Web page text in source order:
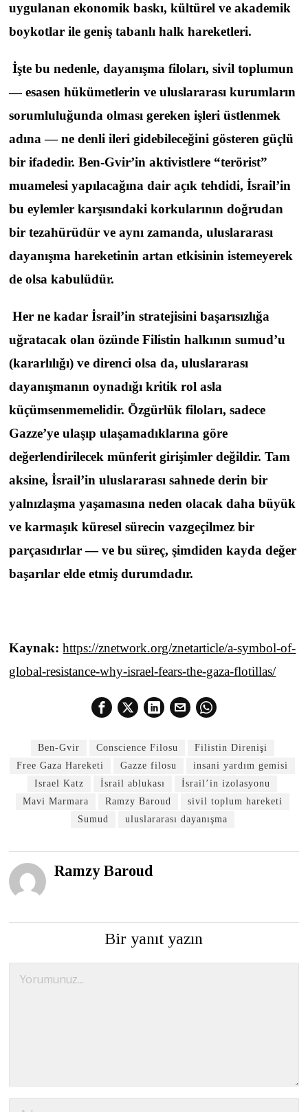
uygulanan ekonomik baskı, kültürel ve akademik
boykotlar ile geniş tabanlı halk hareketleri.
İşte bu nedenle, dayanışma filoları, sivil toplumun
— esasen hükümetlerin ve uluslararası kurumların
sorumluluğunda olması gereken işleri üstlenmek
adına — ne denli ileri gidebileceğini gösteren güçlü
bir ifadedir. Ben-Gvir’in aktivistlere “terörist”
muamelesi yapılacağına dair açık tehdidi, İsrail’in
bu eylemler karşısındaki korkularının doğrudan
bir tezahürüdür ve aynı zamanda, uluslararası
dayanışma hareketinin artan etkisinin istemeyerek
de olsa kabulüdür.
Her ne kadar İsrail’in stratejisini başarısızlığa
uğratacak olan özünde Filistin halkının sumud’u
(kararlılığı) ve direnci olsa da, uluslararası
dayanışmanın oynadığı kritik rol asla
küçümsenmemelidir. Özgürlük filoları, sadece
Gazze’ye ulaşıp ulaşamadıklarına göre
değerlendirilecek münferit girişimler değildir. Tam
aksine, İsrail’in uluslararası sahnede derin bir
yalnızlaşma yaşamasına neden olacak daha büyük
ve karmaşık küresel sürecin vazgeçilmez bir
parçasıdırlar — ve bu süreç, şimdiden kayda değer
başarılar elde etmiş durumdadır.
Kaynak:https://znetwork.org/znetarticle/a-symbol-of-
global-resistance-why-israel-fears-the-gaza-flotillas/
Ben-Gvir Conscience Filosu
Filistin Direnişi
Free Gaza Hareketi
Gazze filosu
insani yardım gemisi
Israel Katz
İsrail ablukası
İsrail’in izolasyonu
Mavi Marmara
Ramzy Baroud
sivil toplum hareketi
Sumud
uluslararası dayanışma
Ramzy Baroud
Bir yanıt yazın